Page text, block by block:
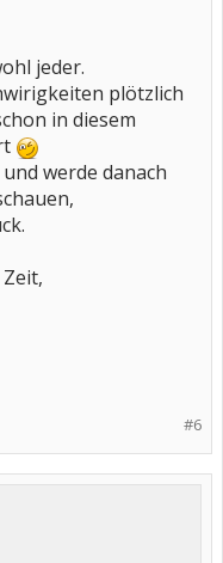
jeder.
plötzlich
in diesem
werde danach
#6